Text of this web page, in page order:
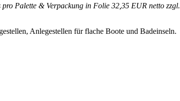
pro Palette & Verpackung in Folie 32,35 EUR netto zzgl.
Anlegestellen für flache Boote und Badeinseln.